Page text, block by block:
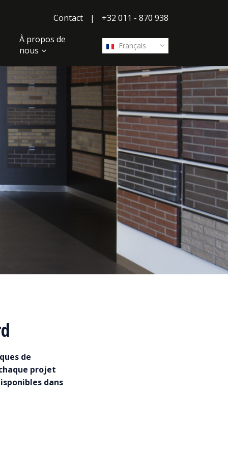
Contact
| +32 011 - 870 938
Français
À propos de
nous
de
projet
dans